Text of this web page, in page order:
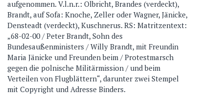
aufgenommen. V.l.n.r.: Olbricht, Brandes (verdeckt),
Brandt, auf Sofa: Knoche, Zeller oder Wagner, Jänicke,
Densteadt (verdeckt), Kuschnerus. RS: Matritzentext:
„68-02-00 / Peter Brandt, Sohn des
Bundesaußenministers / Willy Brandt, mit Freundin
Maria Jänicke und Freunden beim / Protestmarsch
gegen die polnische Militärmission / und beim
Verteilen von Flugblättern“, darunter zwei Stempel
mit Copyright und Adresse Binders.